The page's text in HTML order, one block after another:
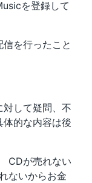
を登録して
を行ったこと
して疑問、不
的な内容は後
CDが売れない
ないからお金